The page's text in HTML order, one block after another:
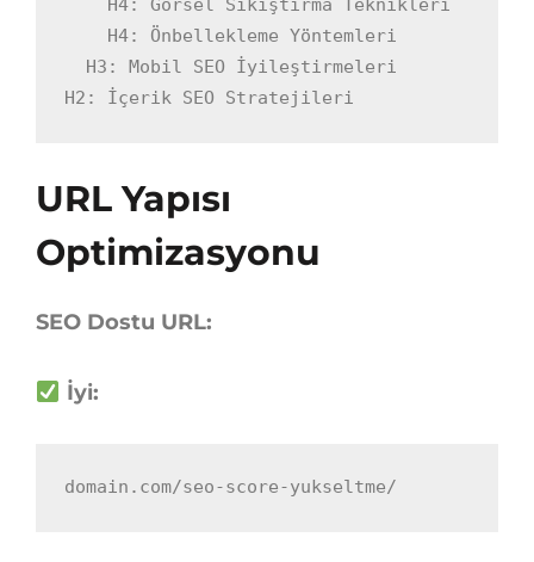
    H4: Görsel Sıkıştırma Teknikleri
    H4: Önbellekleme Yöntemleri
  H3: Mobil SEO İyileştirmeleri
H2: İçerik SEO Stratejileri
URL Yapısı
Optimizasyonu
SEO Dostu URL:
İyi:
domain.com/seo-score-yukseltme/